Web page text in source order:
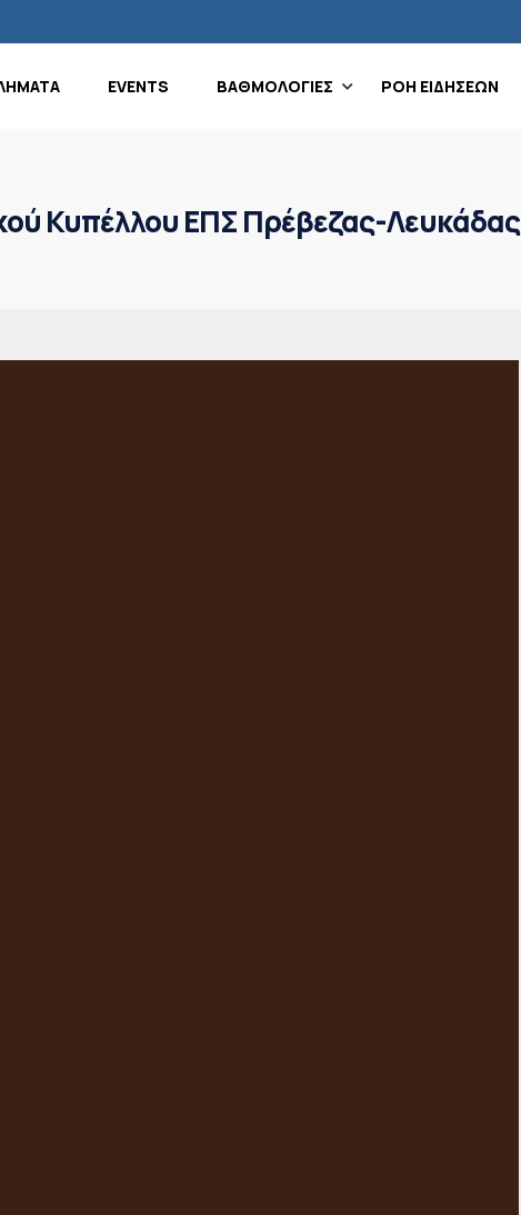
EVENTS ΒΑΘΜΟΛΟΓΙΕΣ ΡΟΗ ΕΙΔΗΣΕΩΝ
Κυπέλλου ΕΠΣ Πρέβεζας-Λευκάδας